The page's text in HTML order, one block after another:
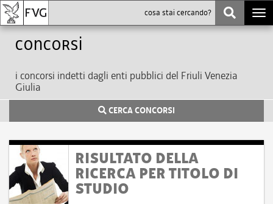
Concorsi
i concorsi indetti dagli enti pubblici del Friuli Venezia
Giulia
CERCA CONCORSI
RISULTATO DELLA
RICERCA PER TITOLO DI
STUDIO